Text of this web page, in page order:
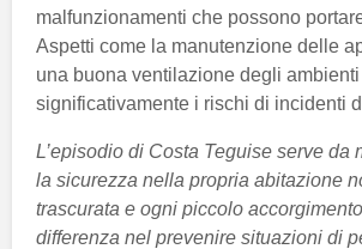
malfunzionamenti che possono
Aspetti come la manutenzione delle
una buona ventilazione degli
significativamente i rischi di incidenti
L’episodio di Costa Teguise serve da
la sicurezza nella propria abitazione
trascurata e ogni piccolo
differenza nel prevenire situazioni di